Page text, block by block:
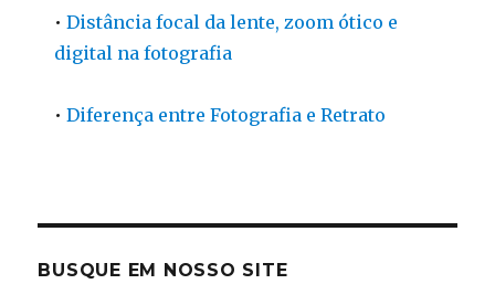
•Distância focal da lente, zoom ótico e
digital na fotografia
•Diferença entre Fotografia e Retrato
BUSQUE EM NOSSO SITE